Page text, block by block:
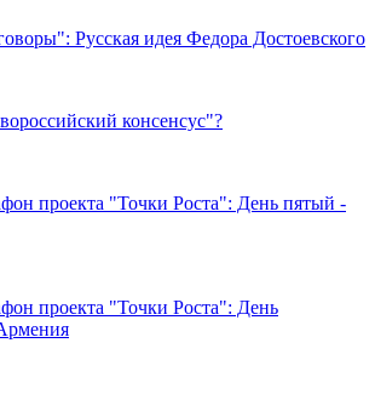
Русская идея Федора Достоевского
консенсус"?
проекта "Точки Роста": День пятый -
проекта "Точки Роста": День